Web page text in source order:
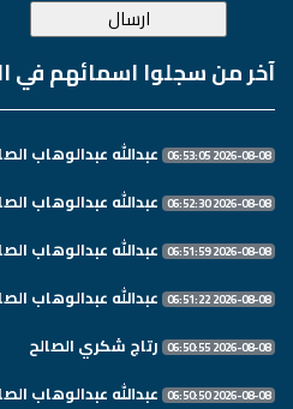
آخر من سجلوا اسمائهم في
2026-08-08 06:53:05 عبدالله عبدالوهاب
2026-08-08 06:52:30 عبدالله عبدالوهاب
2026-08-08 06:51:59 عبدالله عبدالوهاب
2026-08-08 06:51:22 عبدالله عبدالوهاب
2026-08-08 06:50:55 رتاج شكري الصالح
2026-08-08 06:50:50 عبدالله عبدالوهاب